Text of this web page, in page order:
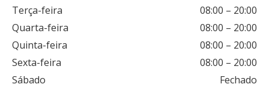
Terça-feira
08:00 – 20:00
Quarta-feira
08:00 – 20:00
Quinta-feira
08:00 – 20:00
Sexta-feira
08:00 – 20:00
Sábado
Fechado